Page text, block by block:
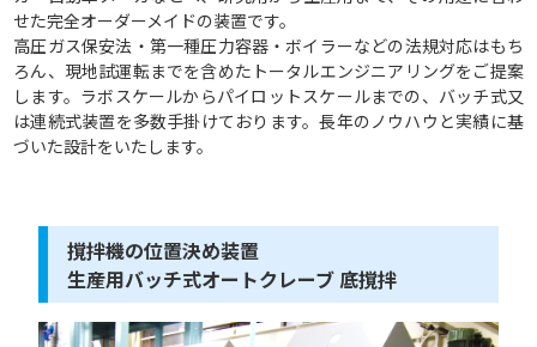
せた完全オーダーメイドの装置です。
高圧ガス保安法・第一種圧力容器・ボイラーなどの法規対応はもち
ろん、現地試運転までを含めたトータルエンジニアリングをご提案
します。ラボスケールからパイロットスケールまでの、バッチ式又
は連続式装置を多数手掛けております。長年のノウハウと実績に基
づいた設計をいたします。
撹拌機の位置決め装置
生産用バッチ式オートクレーブ 底撹拌